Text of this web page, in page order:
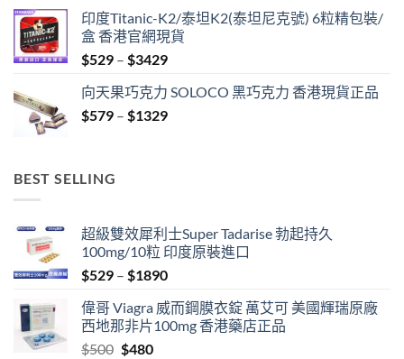
$459
through
$1329
印度Titanic-K2/泰坦K2(泰坦尼克號) 6粒精包裝/
盒 香港官網現貨
$529 – $3429Price
$529
through
向天果巧克力 SOLOCO 黑巧克力 香港現貨正品
$579 – $1329Price
BEST SELLING
超級雙效犀利士Super Tadarise 勃起持久
100mg/10粒 印度原裝進口
$529 – $1890Price
$529
through
偉哥 Viagra 威而鋼膜衣錠 萬艾可 美國輝瑞原廠
西地那非片100mg 香港藥店正品
$500 Original
$480Current